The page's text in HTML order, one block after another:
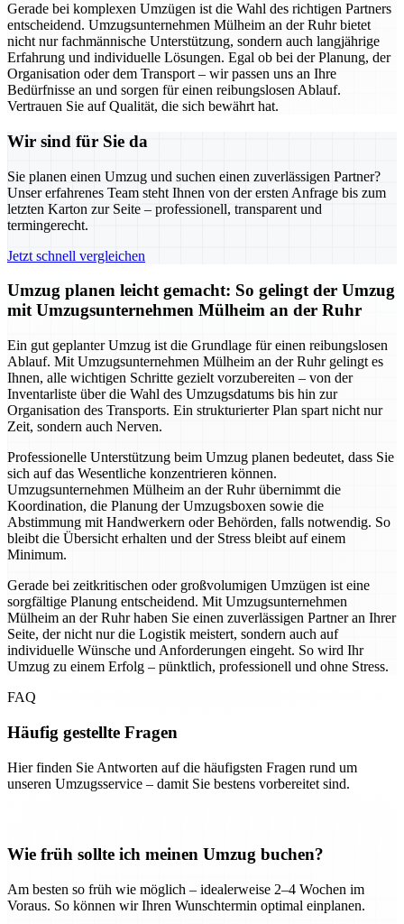
Gerade bei komplexen Umzügen ist die Wahl des richtigen Partners
entscheidend. Umzugsunternehmen Mülheim an der Ruhr bietet
nicht nur fachmännische Unterstützung, sondern auch langjährige
Erfahrung und individuelle Lösungen. Egal ob bei der Planung, der
Organisation oder dem Transport – wir passen uns an Ihre
Bedürfnisse an und sorgen für einen reibungslosen Ablauf.
Vertrauen Sie auf Qualität, die sich bewährt hat.
Wir sind für Sie da
Sie planen einen Umzug und suchen einen zuverlässigen Partner?
Unser erfahrenes Team steht Ihnen von der ersten Anfrage bis zum
letzten Karton zur Seite – professionell, transparent und
termingerecht.
Jetzt schnell vergleichen
Umzug planen leicht gemacht: So gelingt der Umzug
mit Umzugsunternehmen Mülheim an der Ruhr
Ein gut geplanter Umzug ist die Grundlage für einen reibungslosen
Ablauf. Mit Umzugsunternehmen Mülheim an der Ruhr gelingt es
Ihnen, alle wichtigen Schritte gezielt vorzubereiten – von der
Inventarliste über die Wahl des Umzugsdatums bis hin zur
Organisation des Transports. Ein strukturierter Plan spart nicht nur
Zeit, sondern auch Nerven.
Professionelle Unterstützung beim Umzug planen bedeutet, dass Sie
sich auf das Wesentliche konzentrieren können.
Umzugsunternehmen Mülheim an der Ruhr übernimmt die
Koordination, die Planung der Umzugsboxen sowie die
Abstimmung mit Handwerkern oder Behörden, falls notwendig. So
bleibt die Übersicht erhalten und der Stress bleibt auf einem
Minimum.
Gerade bei zeitkritischen oder großvolumigen Umzügen ist eine
sorgfältige Planung entscheidend. Mit Umzugsunternehmen
Mülheim an der Ruhr haben Sie einen zuverlässigen Partner an Ihrer
Seite, der nicht nur die Logistik meistert, sondern auch auf
individuelle Wünsche und Anforderungen eingeht. So wird Ihr
Umzug zu einem Erfolg – pünktlich, professionell und ohne Stress.
FAQ
Häufig gestellte Fragen
Hier finden Sie Antworten auf die häufigsten Fragen rund um
unseren Umzugsservice – damit Sie bestens vorbereitet sind.
Wie früh sollte ich meinen Umzug buchen?
Am besten so früh wie möglich – idealerweise 2–4 Wochen im
Voraus. So können wir Ihren Wunschtermin optimal einplanen.